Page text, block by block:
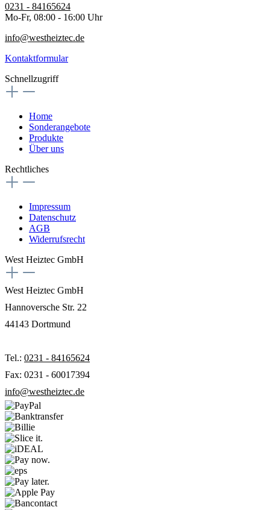
0231 - 84165624
Mo-Fr, 08:00 - 16:00 Uhr
info@westheiztec.de
Kontaktformular
Schnellzugriff
Home
Sonderangebote
Produkte
Über uns
Rechtliches
Impressum
Datenschutz
AGB
Widerrufsrecht
West Heiztec GmbH
West Heiztec GmbH
Hannoversche Str. 22
44143 Dortmund
Tel.: 0231 - 84165624
Fax: 0231 - 60017394
info@westheiztec.de